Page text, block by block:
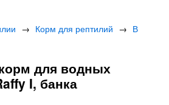
→ Корм для рептилий → В
для водных
I, банка